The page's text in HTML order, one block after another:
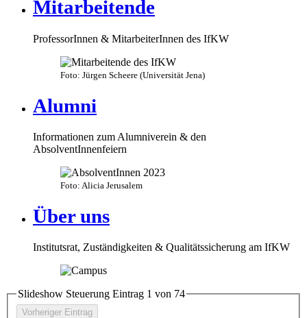
Mitarbeitende
ProfessorInnen & MitarbeiterInnen des IfKW
Foto: Jürgen Scheere (Universität Jena)
Alumni
Informationen zum Alumniverein & den
AbsolventInnenfeiern
Foto: Alicia Jerusalem
Über uns
Institutsrat, Zuständigkeiten & Qualitätssicherung am IfKW
Slideshow Steuerung Eintrag 1 von 74
Vorheriger Eintrag